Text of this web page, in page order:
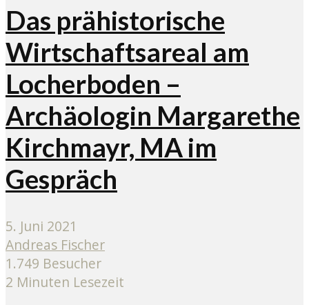
Das prähistorische
Wirtschaftsareal am
Locherboden –
Archäologin Margarethe
Kirchmayr, MA im
Gespräch
5. Juni 2021
Andreas Fischer
1.749 Besucher
2 Minuten Lesezeit